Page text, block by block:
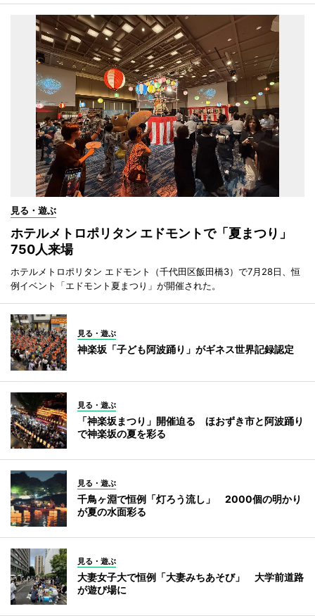
見る・遊ぶ
ホテルメトロポリタン エドモントで「夏まつり」
750人来場
ホテルメトロポリタン エドモント（千代田区飯田橋3）で7月28日、恒
例イベント「エドモント夏まつり」が開催された。
見る・遊ぶ
神楽坂「子ども阿波踊り」がギネス世界記録認定
見る・遊ぶ
「神楽坂まつり」開催迫る ほおずき市と阿波踊り
で神楽坂の夏を彩る
見る・遊ぶ
千鳥ヶ淵で恒例「灯ろう流し」 2000個の明かり
が夏の水面彩る
見る・遊ぶ
大妻女子大で恒例「大妻みちあそび」 大学前道路
が遊び場に